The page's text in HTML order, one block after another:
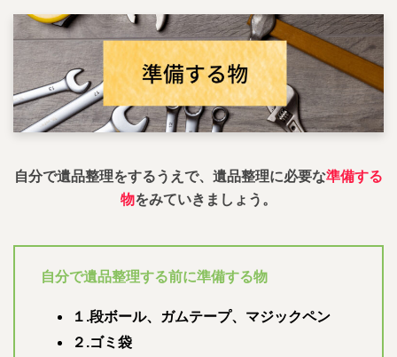
自分で遺品整理をするうえで、遺品整理に必要な準備する
物をみていきましょう。
自分で遺品整理する前に準備する物
１.段ボール、ガムテープ、マジックペン
２.ゴミ袋